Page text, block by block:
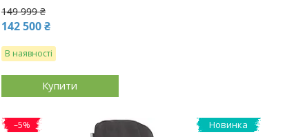
149 999 ₴
142 500 ₴
В наявності
Купити
–5% Новинка